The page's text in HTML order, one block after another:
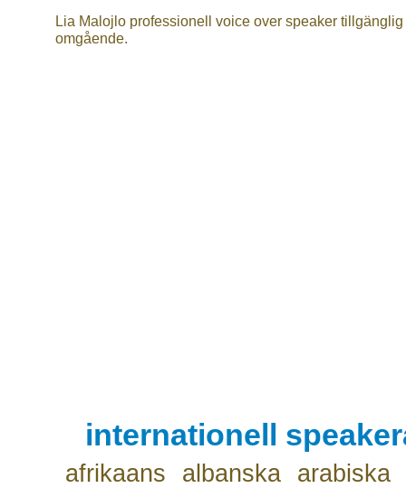
Lia Malojlo professionell voice over speaker tillgänglig
omgående.
internationell
afrikaans albanska
arabiska